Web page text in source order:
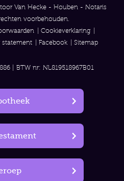
Van Hecke - Houben - Notaris
voorbehouden.
Cookieverklaring
statement Facebook Sitemap
| BTW nr: NL819518967B01